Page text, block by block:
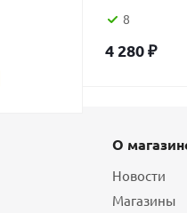
8
4 280₽
О
Новости
Магазины